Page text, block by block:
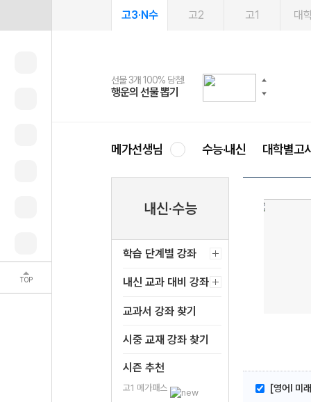
TOP
고3·N수 고2 고1 대
선물 3개 100% 당첨!
행운의 선물 뽑기
선물 100% 증정!
메가스터디 X 올리브
2027 러셀 단과
강사 공개선발
스마트러닝앱
설문 EVENT
메가패스
3일 무료 체험권
메가패스 수강생 무료혜택!
메가클럽 멤버십
사회공헌 캠페인
희망이룸 메가나눔
메가선생님 수능·내신 대학별고
내신·수능
학습 단계별 강좌
내신 교과 대비 강좌
교과서 강좌 찾기
시중 교재 강좌 찾기
시즌 추천
고1 메가패스
[영어l 미